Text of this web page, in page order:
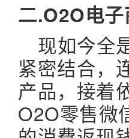
二.O2O电
现如今全
紧密结合，
产品，接着
O2O零售微